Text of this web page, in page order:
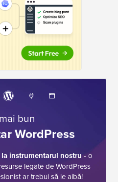
bun
WordPress
la instrumentarul nostru - o
legate de WordPress
ar trebui să le aibă!